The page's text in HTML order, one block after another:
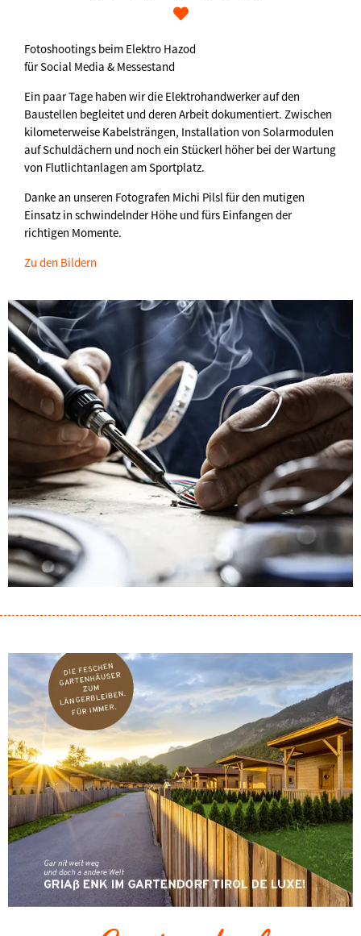
Fotoshootings beim Elektro Hazod
für Social Media & Messestand
Ein paar Tage haben wir die Elektrohandwerker auf den
Baustellen begleitet und deren Arbeit dokumentiert. Zwischen
kilometerweise Kabelsträngen, Installation von Solarmodulen
auf Schuldächern und noch ein Stückerl höher bei der Wartung
von Flutlichtanlagen am Sportplatz.
Danke an unseren Fotografen Michi Pilsl für den mutigen
Einsatz in schwindelnder Höhe und fürs Einfangen der
richtigen Momente.
Zu den Bildern